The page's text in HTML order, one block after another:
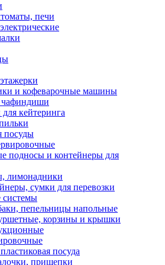
печи
и кофеварочные машины
кейтеринга
посуды
подносы и контейнеры для
лимонадники
сумки для перевозки
пепельницы напольные
корзины и крышки
посуда
прищепки